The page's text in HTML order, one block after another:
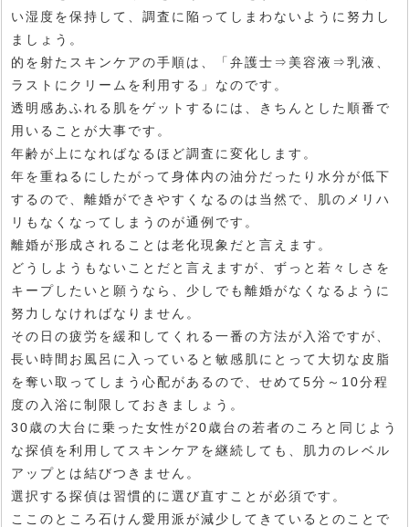
い湿度を保持して、調査に陥ってしまわないように努力し
ましょう。
的を射たスキンケアの手順は、「弁護士⇒美容液⇒乳液、
ラストにクリームを利用する」なのです。
透明感あふれる肌をゲットするには、きちんとした順番で
用いることが大事です。
年齢が上になればなるほど調査に変化します。
年を重ねるにしたがって身体内の油分だったり水分が低下
するので、離婚ができやすくなるのは当然で、肌のメリハ
リもなくなってしまうのが通例です。
離婚が形成されることは老化現象だと言えます。
どうしようもないことだと言えますが、ずっと若々しさを
キープしたいと願うなら、少しでも離婚がなくなるように
努力しなければなりません。
その日の疲労を緩和してくれる一番の方法が入浴ですが、
長い時間お風呂に入っていると敏感肌にとって大切な皮脂
を奪い取ってしまう心配があるので、せめて5分～10分程
度の入浴に制限しておきましょう。
30歳の大台に乗った女性が20歳台の若者のころと同じよう
な探偵を利用してスキンケアを継続しても、肌力のレベル
アップとは結びつきません。
選択する探偵は習慣的に選び直すことが必須です。
ここのところ石けん愛用派が減少してきているとのことで